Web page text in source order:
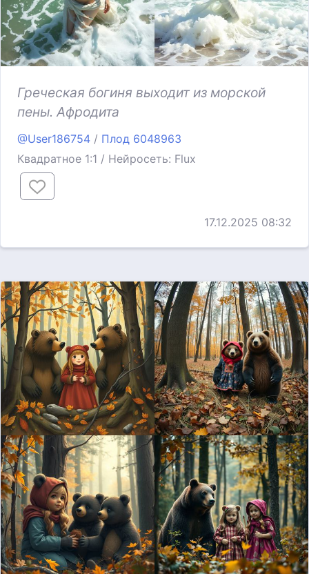
Греческая богиня выходит из морской
пены. Афродита
@User186754 / Плод 6048963
Квадратное 1:1 / Нейросеть: Flux
17.12.2025 08:32